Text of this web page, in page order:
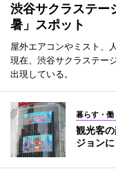
渋谷サクラステー
暑」スポット
屋外エアコンやミスト、
現在、渋谷サクラステー
出現している。
暮らす・働
観光客
ジョン